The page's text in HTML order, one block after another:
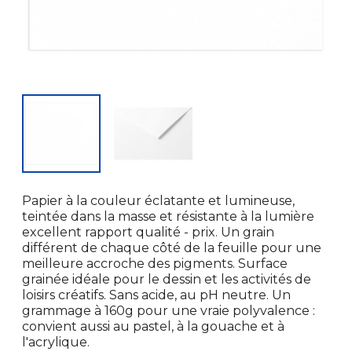
Papier à la couleur éclatante et lumineuse,
teintée dans la masse et résistante à la lumière
excellent rapport qualité - prix. Un grain
différent de chaque côté de la feuille pour une
meilleure accroche des pigments. Surface
grainée idéale pour le dessin et les activités de
loisirs créatifs. Sans acide, au pH neutre. Un
grammage à 160g pour une vraie polyvalence :
convient aussi au pastel, à la gouache et à
l'acrylique.